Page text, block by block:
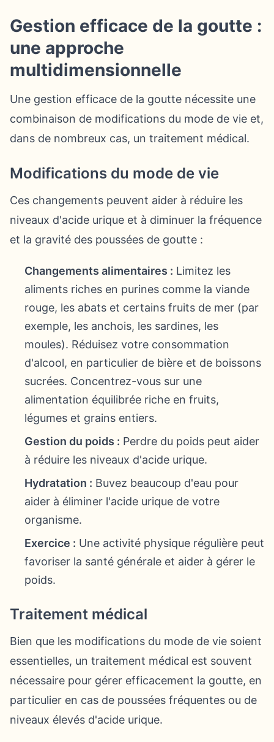
Gestion efficace de la goutte :
une approche
multidimensionnelle
Une gestion efficace de la goutte nécessite une
combinaison de modifications du mode de vie et,
dans de nombreux cas, un traitement médical.
Modifications du mode de vie
Ces changements peuvent aider à réduire les
niveaux d'acide urique et à diminuer la fréquence
et la gravité des poussées de goutte :
Changements alimentaires : Limitez les
aliments riches en purines comme la viande
rouge, les abats et certains fruits de mer (par
exemple, les anchois, les sardines, les
moules). Réduisez votre consommation
d'alcool, en particulier de bière et de boissons
sucrées. Concentrez-vous sur une
alimentation équilibrée riche en fruits,
légumes et grains entiers.
Gestion du poids : Perdre du poids peut aider
à réduire les niveaux d'acide urique.
Hydratation : Buvez beaucoup d'eau pour
aider à éliminer l'acide urique de votre
organisme.
Exercice : Une activité physique régulière peut
favoriser la santé générale et aider à gérer le
poids.
Traitement médical
Bien que les modifications du mode de vie soient
essentielles, un traitement médical est souvent
nécessaire pour gérer efficacement la goutte, en
particulier en cas de poussées fréquentes ou de
niveaux élevés d'acide urique.